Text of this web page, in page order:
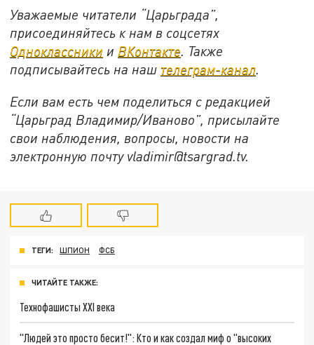
Уважаемые читатели “Царьграда”,
присоединяйтесь к нам в соцсетях
Одноклассники и ВКонтакте. Также
подписывайтесь на наш телеграм-канал.
Если вам есть чем поделиться с редакцией
“Царьград Владимир/Иваново”, присылайте
свои наблюдения, вопросы, новости на
электронную почту vladimir@tsargrad.tv.
ТЕГИ: ШПИОН ФСБ
ЧИТАЙТЕ ТАКЖЕ:
Технофашисты XXI века
"Людей это просто бесит!": Кто и как создал миф о "высоких